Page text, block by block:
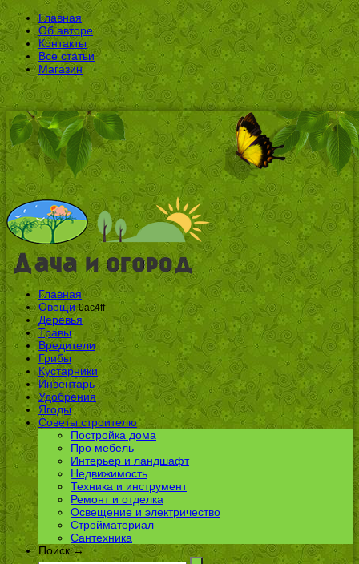
Главная
Об авторе
Контакты
Все статьи
Магазин
Главная
Овощи 0ac4ff
Деревья
Травы
Вредители
Грибы
Кустарники
Инвентарь
Удобрения
Ягоды
Советы строителю
Постройка дома
Про мебель
Интерьер и ландшафт
Недвижимость
Техника и инструмент
Ремонт и отделка
Освещение и электричество
Стройматериал
Сантехника
Поиск →